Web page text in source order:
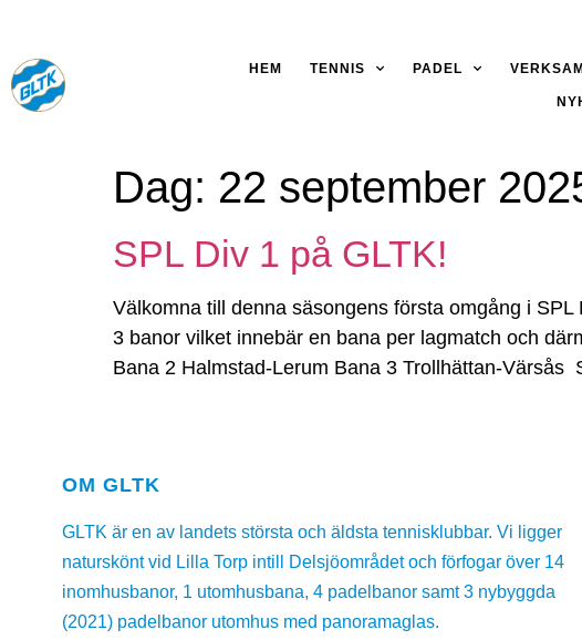
HEM TENNIS PADEL
Dag: 22 september
SPL Div 1 på GLTK!
Välkomna till denna säsongens första omgång i
3 banor vilket innebär en bana per lagmatch och
Bana 2 Halmstad-Lerum Bana 3 Trollhättan-
OM GLTK
GLTK är en av landets största och äldsta tennisklubbar. Vi ligger
naturskönt vid Lilla Torp intill Delsjöområdet och förfogar över 14
inomhusbanor, 1 utomhusbana, 4 padelbanor samt 3 nybyggda
(2021) padelbanor utomhus med panoramaglas.